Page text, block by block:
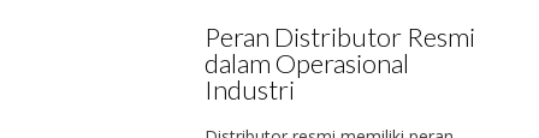
Peran Distributor Resmi
dalam Operasional
Industri